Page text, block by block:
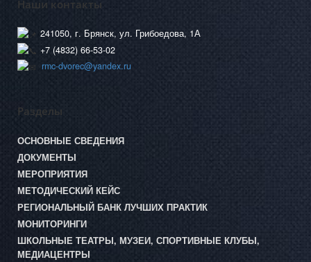
Наши контакты
241050, г. Брянск, ул. Грибоедова, 1А
+7 (4832) 66-53-02
rmc-dvorec@yandex.ru
Разделы
ОСНОВНЫЕ СВЕДЕНИЯ
ДОКУМЕНТЫ
МЕРОПРИЯТИЯ
МЕТОДИЧЕСКИЙ КЕЙС
РЕГИОНАЛЬНЫЙ БАНК ЛУЧШИХ ПРАКТИК
МОНИТОРИНГИ
ШКОЛЬНЫЕ ТЕАТРЫ, МУЗЕИ, СПОРТИВНЫЕ КЛУБЫ,
МЕДИАЦЕНТРЫ